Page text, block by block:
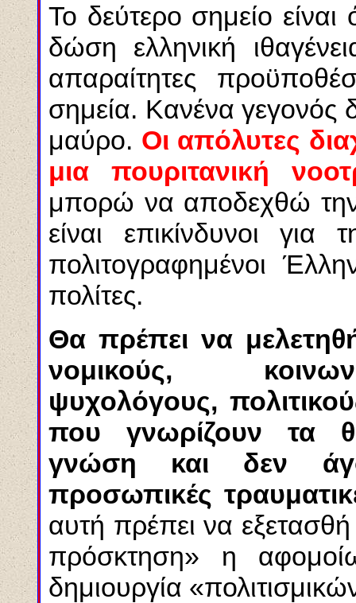
Το δεύτερο σημείο
δώση ελληνική
απαραίτητες
σημεία. Κανένα γεγονός
μαύρο. Οι απόλυτες
μια πουριτανική
μπορώ να αποδεχθώ την
είναι επικίνδυνοι
πολιτογραφημένοι
πολίτες.
Θα πρέπει να
νομικούς,
ψυχολόγους,
που γνωρίζουν τα
γνώση και δεν
προσωπικές
αυτή πρέπει να εξετασθή
πρόσκτηση» η
δημιουργία